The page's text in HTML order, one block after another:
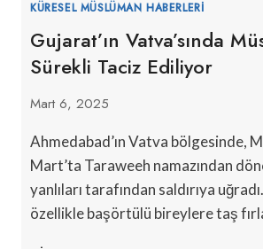
KÜRESEL MÜSLÜMAN HABERLERI
Gujarat’ın Vatva’sında
Sürekli Taciz Ediliyor
Mart 6, 2025
Ahmedabad’ın Vatva bölgesinde,
Mart’ta Taraweeh namazından
yanlıları tarafından saldırıya
özellikle başörtülü bireylere taş